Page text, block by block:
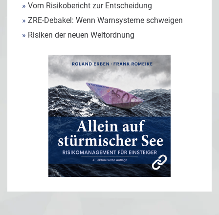
» Vom Risikobericht zur Entscheidung
» ZRE-Debakel: Wenn Warnsysteme schweigen
» Risiken der neuen Weltordnung